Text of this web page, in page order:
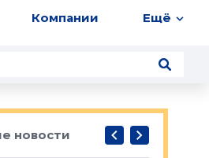
Компании Ещё
новости